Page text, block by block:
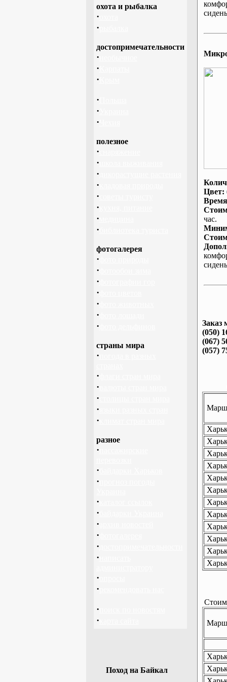
охота и рыбалка
·
·
достопримечательности
·
·
·
·
·
·
полезное
·
·
·
·
·
·
·
·
фотогалерея
·
·
·
·
·
·
·
страны мира
·
·
·
·
·
·
разное
·
·
·
·
·
·
·
·
·
·
·
·
·
Поход на Байкал
Цвет:
час.
Заказ
(050)
(067)
(057)